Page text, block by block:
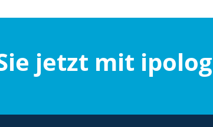
jetzt mit ipolog